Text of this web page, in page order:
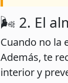
🌬️ 2. El
Cuando no la
Además, te
interior y